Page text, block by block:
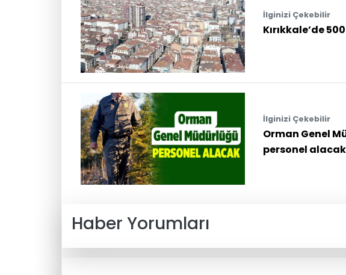
İlginizi Çekebilir
Kırıkkale’de
İlginizi Çekebilir
Orman Genel
personel alacak
Haber Yorumları